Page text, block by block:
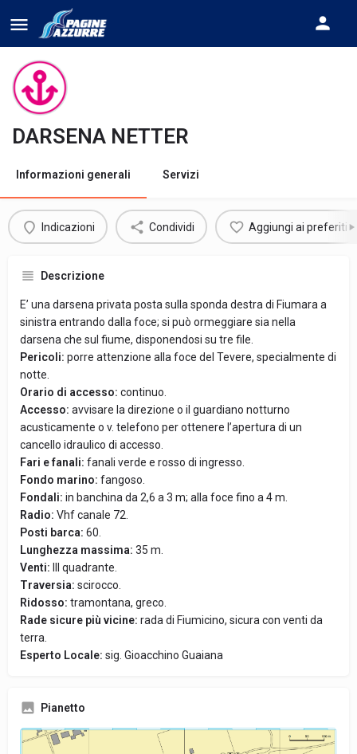
DARSENA NETTER
Informazioni generali Servizi
Indicazioni Condividi Aggiungi ai preferiti
Descrizione
E’ una darsena privata posta sulla sponda destra di Fiumara a
sinistra entrando dalla foce; si può ormeggiare sia nella
darsena che sul fiume, disponendosi su tre file.
Pericoli: porre attenzione alla foce del Tevere, specialmente di
notte.
Orario di accesso: continuo.
Accesso: avvisare la direzione o il guardiano notturno
acusticamente o v. telefono per ottenere l’apertura di un
cancello idraulico di accesso.
Fari e fanali: fanali verde e rosso di ingresso.
Fondo marino: fangoso.
Fondali: in banchina da 2,6 a 3 m; alla foce fino a 4 m.
Radio: Vhf canale 72.
Posti barca: 60.
Lunghezza massima: 35 m.
Venti:
III quadrante.
Traversia: scirocco.
Ridosso: tramontana, greco.
Rade sicure più vicine: rada di Fiumicino, sicura con venti da
terra.
Esperto Locale: sig. Gioacchino Guaiana
Pianetto